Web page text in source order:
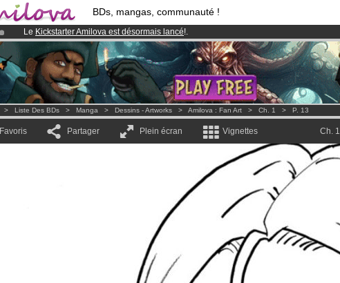
BDs, mangas, communauté !
Le Kickstarter Amilova est désormais lancé!.
Déjà 134393membreset 1208BDs & Mangas!
Abonnement premium: à partir de
3.95 eurospar mois !Clique ici pour t'abonner
> Liste Des BDs > Manga > Dessins - Artworks > Amilova : Fan Art > Ch. 1 > P. 13
Favoris Partager Plein écran Vignettes Ch. 1